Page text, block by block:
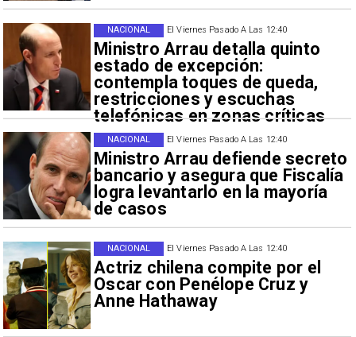
El Viernes Pasado A Las 12:40
Ministro Arrau detalla quinto
estado de excepción:
contempla toques de queda,
restricciones y escuchas
telefónicas en zonas críticas
NACIONAL
El Viernes Pasado A Las 12:40
Ministro Arrau defiende secreto
bancario y asegura que Fiscalía
logra levantarlo en la mayoría
de casos
NACIONAL
El Viernes Pasado A Las 12:40
Actriz chilena compite por el
Oscar con Penélope Cruz y
Anne Hathaway
NACIONAL